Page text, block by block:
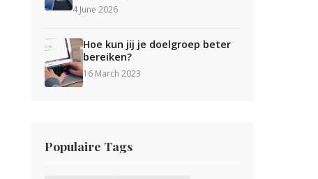
4 June 2026
Hoe kun jij je doelgroep beter
bereiken?
16 March 2023
Populaire Tags